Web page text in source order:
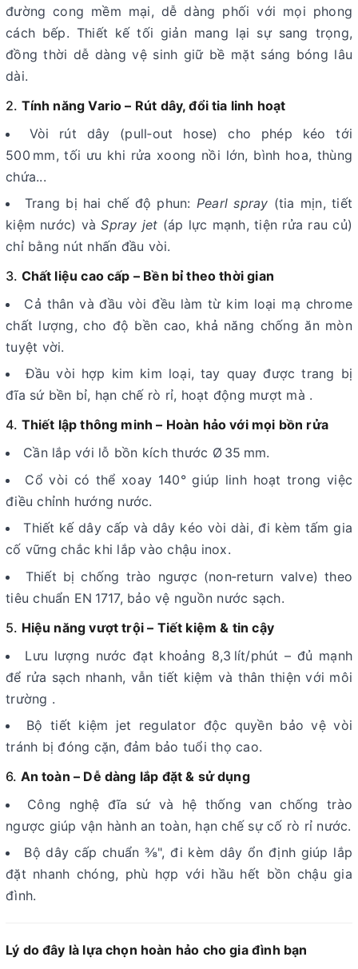
đường cong mềm mại, dễ dàng phối với mọi phong
cách bếp. Thiết kế tối giản mang lại sự sang trọng,
đồng thời dễ dàng vệ sinh giữ bề mặt sáng bóng lâu
dài.
2. Tính năng Vario – Rút dây, đổi tia linh hoạt
Vòi rút dây (pull‑out hose) cho phép kéo tới
500 mm, tối ưu khi rửa xoong nồi lớn, bình hoa, thùng
chứa...
Trang bị hai chế độ phun: Pearl spray (tia mịn, tiết
kiệm nước) vàSpray jet (áp lực mạnh, tiện rửa rau củ)
chỉ bằng nút nhấn đầu vòi.
3. Chất liệu cao cấp – Bền bỉ theo thời gian
Cả thân và đầu vòi đều làm từ kim loại mạ chrome
chất lượng, cho độ bền cao, khả năng chống ăn mòn
tuyệt vời.
Đầu vòi hợp kim kim loại, tay quay được trang bị
đĩa sứ bền bỉ, hạn chế rò rỉ, hoạt động mượt mà .
4. Thiết lập thông minh – Hoàn hảo với mọi bồn rửa
Cần lắp với lỗ bồn kích thước Ø 35 mm.
Cổ vòi có thể xoay 140° giúp linh hoạt trong việc
điều chỉnh hướng nước.
Thiết kế dây cấp và dây kéo vòi dài, đi kèm tấm gia
cố vững chắc khi lắp vào chậu inox.
Thiết bị chống trào ngược (non‑return valve) theo
tiêu chuẩn EN 1717, bảo vệ nguồn nước sạch.
5. Hiệu năng vượt trội – Tiết kiệm & tin cậy
Lưu lượng nước đạt khoảng 8,3 lít/phút – đủ mạnh
để rửa sạch nhanh, vẫn tiết kiệm và thân thiện với môi
trường .
Bộ tiết kiệm jet regulator độc quyền bảo vệ vòi
tránh bị đóng cặn, đảm bảo tuổi thọ cao.
6. An toàn – Dễ dàng lắp đặt & sử dụng
Công nghệ đĩa sứ và hệ thống van chống trào
ngược giúp vận hành an toàn, hạn chế sự cố rò rỉ nước.
Bộ dây cấp chuẩn ⅜", đi kèm dây ổn định giúp lắp
đặt nhanh chóng, phù hợp với hầu hết bồn chậu gia
đình.
Lý do đây là lựa chọn hoàn hảo cho gia đình bạn